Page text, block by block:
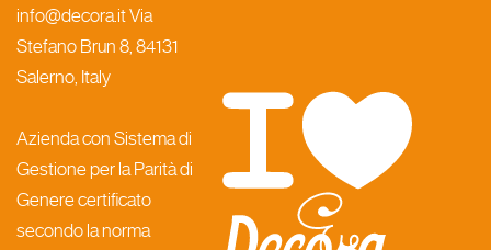
info@decora.it Via
Stefano Brun 8, 84131
Salerno, Italy
Azienda con Sistema di
Gestione per la Parità di
Genere certificato
secondo la norma